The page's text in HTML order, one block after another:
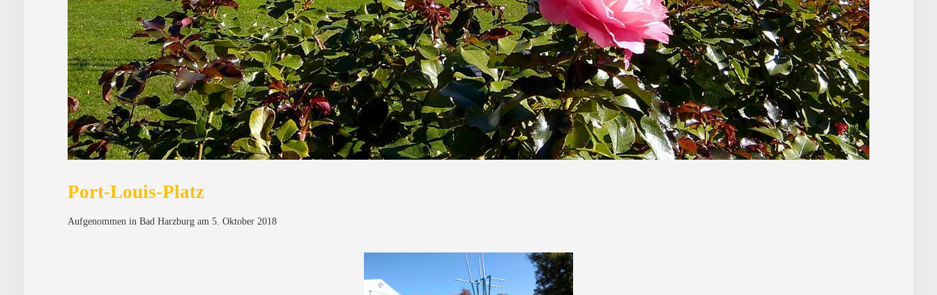
Port-Louis-Platz
Aufgenommen in Bad Harzburg am 5. Oktober 2018